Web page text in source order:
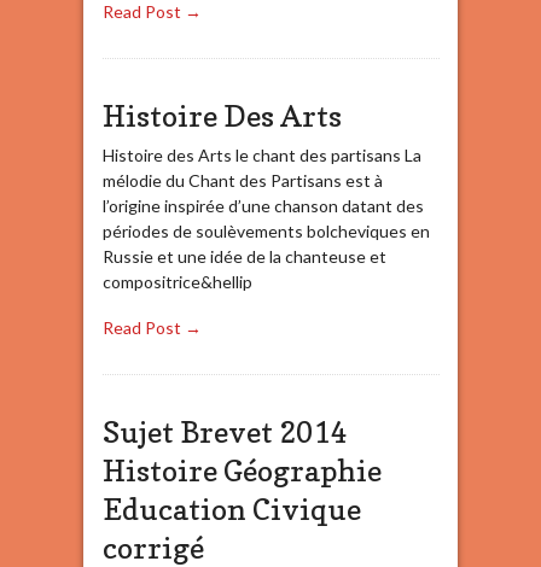
Read Post →
Histoire Des Arts
Histoire des Arts le chant des partisans La
mélodie du Chant des Partisans est à
l’origine inspirée d’une chanson datant des
périodes de soulèvements bolcheviques en
Russie et une idée de la chanteuse et
compositrice&hellip
Read Post →
Sujet Brevet 2014
Histoire Géographie
Education Civique
corrigé